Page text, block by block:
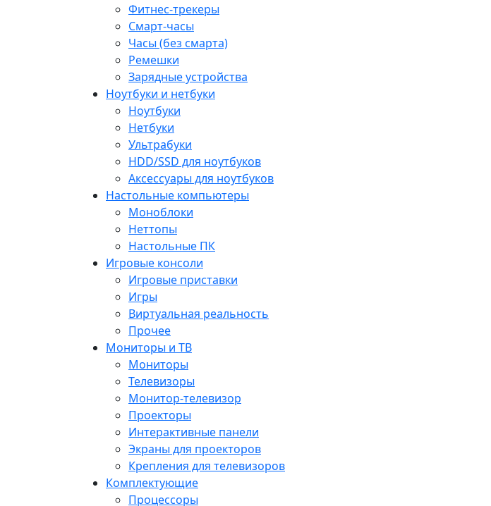
Фитнес-трекеры
Смарт-часы
Часы (без смарта)
Ремешки
Зарядные устройства
Ноутбуки и нетбуки
Ноутбуки
Нетбуки
Ультрабуки
HDD/SSD для ноутбуков
Аксессуары для ноутбуков
Настольные компьютеры
Моноблоки
Неттопы
Настольные ПК
Игровые консоли
Игровые приставки
Игры
Виртуальная реальность
Прочее
Мониторы и ТВ
Мониторы
Телевизоры
Монитор-телевизор
Проекторы
Интерактивные панели
Экраны для проекторов
Крепления для телевизоров
Комплектующие
Процессоры